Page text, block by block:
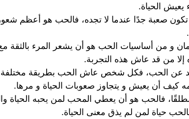
يعيش الحياة.
تكون صعبة جدًا عندما لا تجده، فالحب هو أعظم
و من أساسيات الحب هو أن يشعر المرء بالثقة
إلا من قد عاش هذه التجربة.
أحد عن الحب، فكل شخص عاش الحب بطريقة مختلفة
كيف أن يعيش و يتجاوز صعوبات الحياة و مرها.
فالحب هو أن يعطي المحب لمن يحبه الحياة
حياة لمن لم يذق معنى الحياة.